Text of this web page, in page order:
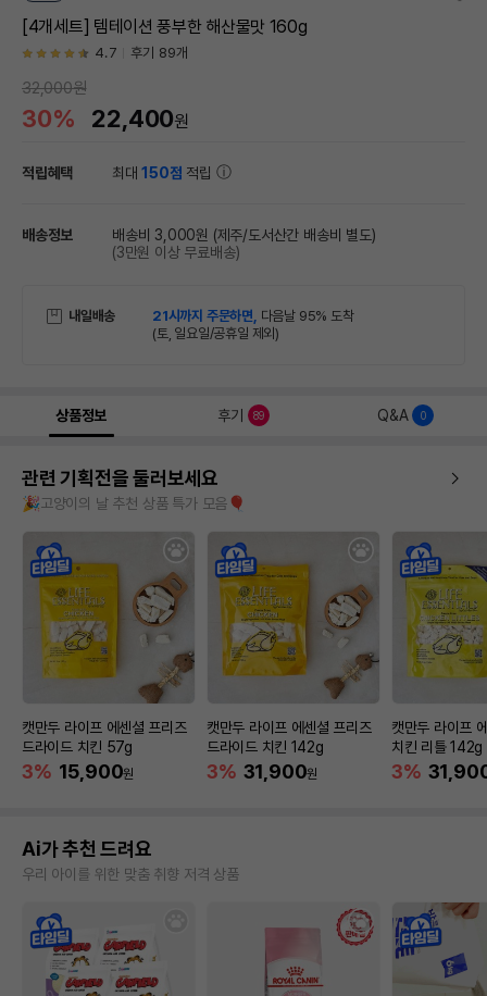
[4개세트] 템테이션 풍부한 해산물맛 160g
4.7 후기 89개
32,000원
30% 22,400원
적립혜택 최대150점 적립
배송정보 배송비 3,000원 (제주/도서산간 배송비 별도)
(3만원 이상 무료배송)
내일배송 21시까지 주문하면, 다음날 95% 도착
(토, 일요일/공휴일 제외)
상품정보 후기 89 Q&A 0
관련 기획전을 둘러보세요
🎉고양이의 날 추천 상품 특가 모음🎈
캣만두 라이프 에센셜 프리즈
드라이드 치킨 57g
3% 15,900원
캣만두 라이프 에센셜 프리즈
드라이드 치킨 142g
3% 31,900원
캣만두 라이프
치킨 리틀 142g
3%
Ai가 추천 드려요
우리 아이를 위한 맞춤 취향 저격 상품